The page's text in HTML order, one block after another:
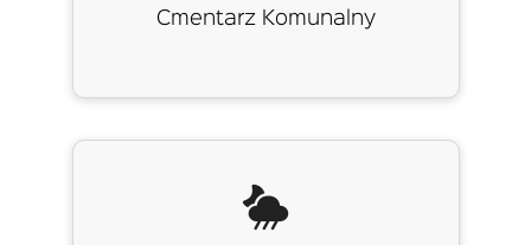
Cmentarz Komunalny